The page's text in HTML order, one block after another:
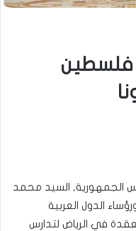
فلسطين
الجمهورية, السيد محمد
الدول العربية
في الرياض لتدارس